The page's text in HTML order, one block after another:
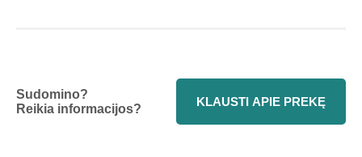
Sudomino?
Reikia informacijos?
KLAUSTI APIE PREKĘ